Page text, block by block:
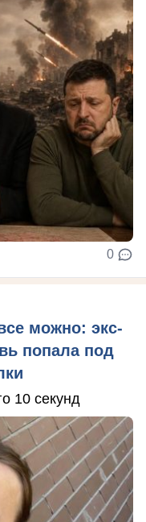
0
можно: экс-
попала под
10 секунд